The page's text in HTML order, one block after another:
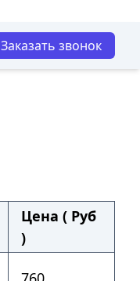
Заказать звонок
Цена ( Руб
)